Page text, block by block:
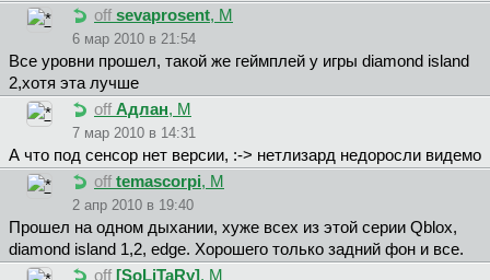
off sevaprosent, М
6 мар 2010 в 21:54
Все уровни прошел, такой же геймплей у игры diamond island
2,хотя эта лучше
off Адлан, М
7 мар 2010 в 14:31
А что под сенсор нет версии, :-> нетлизард недоросли видемо
off temascorpi, М
2 апр 2010 в 19:40
Прошел на одном дыхании, хуже всех из этой серии Qblox,
diamond island 1,2, edge. Хорошего только задний фон и все.
off [SoLiTaRy], М